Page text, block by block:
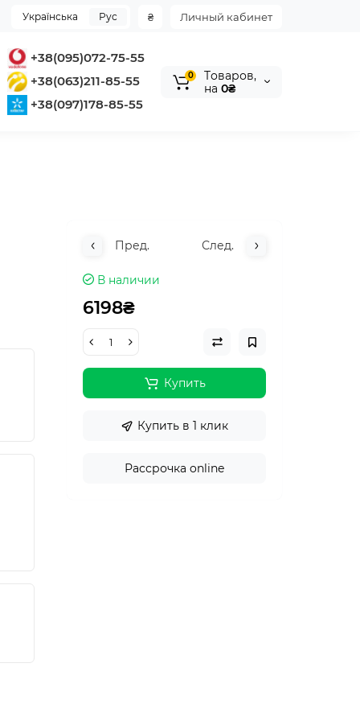
Личный кабинет
₴
Українська Рус
+38(095)072-75-55
+38(063)211-85-55
+38(097)178-85-55
0
Tоваров,
на 0₴
Пред. След.
В наличии
6198₴
Купить
Купить в 1 клик
Рассрочка online